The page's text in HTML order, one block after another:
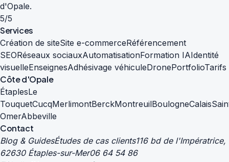
d'Opale.
5/5
Services
Création de siteSite e-commerceRéférencement
SEORéseaux sociauxAutomatisationFormation IAIdentité
visuelleEnseignesAdhésivage véhiculeDronePortfolioTarifs
Côte d'Opale
ÉtaplesLe
TouquetCucqMerlimontBerckMontreuilBoulogneCalais
OmerAbbeville
Contact
Blog & GuidesÉtudes de cas clients116 bd de l'Impératrice,
62630 Étaples-sur-Mer06 64 54 86